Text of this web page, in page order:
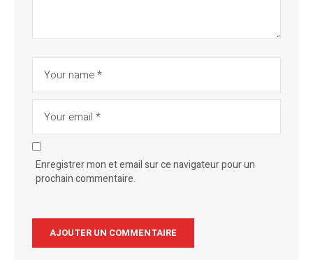
Enregistrer mon et email sur ce navigateur pour un
prochain commentaire.